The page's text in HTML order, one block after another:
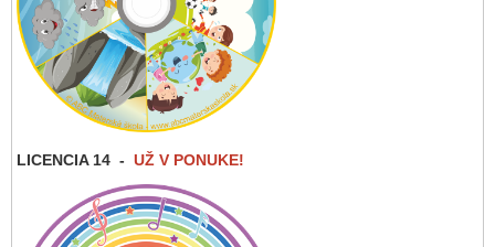
LICENCIA 14 - UŽ V PONUKE!